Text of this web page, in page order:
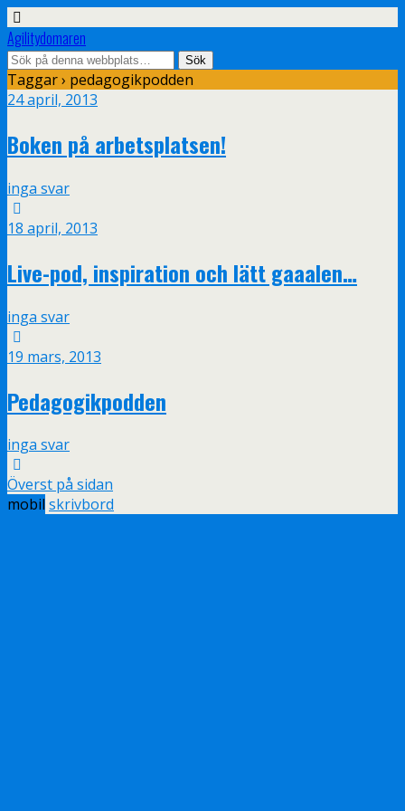
Agilitydomaren
Taggar › pedagogikpodden
24 april, 2013
Boken på arbetsplatsen!
inga svar
18 april, 2013
Live-pod, inspiration och lätt gaaalen…
inga svar
19 mars, 2013
Pedagogikpodden
inga svar
Överst på sidan
mobil skrivbord